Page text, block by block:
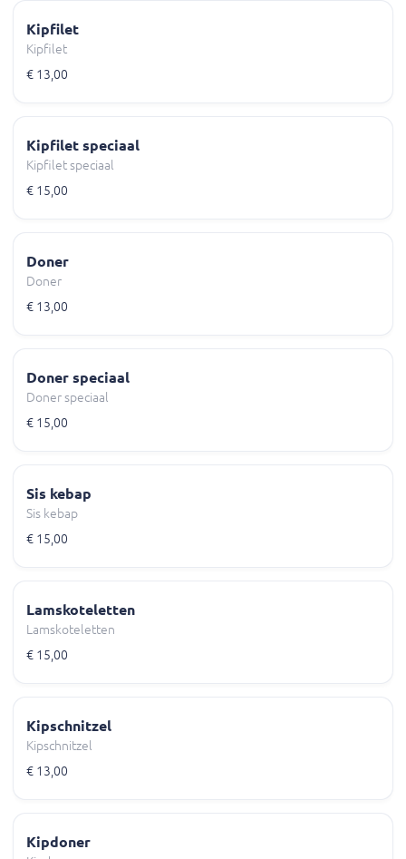
Kipfilet
Kipfilet
€ 13,00
Kipfilet speciaal
Kipfilet speciaal
€ 15,00
Doner
Doner
€ 13,00
Doner speciaal
Doner speciaal
€ 15,00
Sis kebap
Sis kebap
€ 15,00
Lamskoteletten
Lamskoteletten
€ 15,00
Kipschnitzel
Kipschnitzel
€ 13,00
Kipdoner